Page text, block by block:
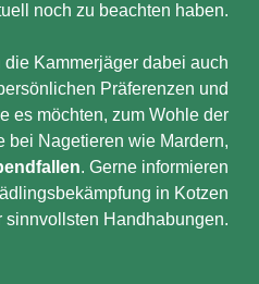
noch zu beachten haben.
Kammerjäger dabei auch
Präferenzen und
es möchten, zum Wohle der
bei Nagetieren wie Mardern,
. Gerne informieren
in Kotzen
sinnvollsten Handhabungen.